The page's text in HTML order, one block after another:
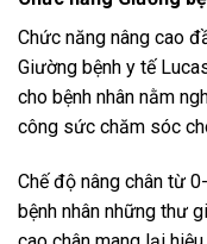
Chức năng nâng cao
Giường bệnh y tế
cho bệnh nhân nằm
công sức chăm sóc
Chế độ nâng chân từ
bệnh nhân những thư